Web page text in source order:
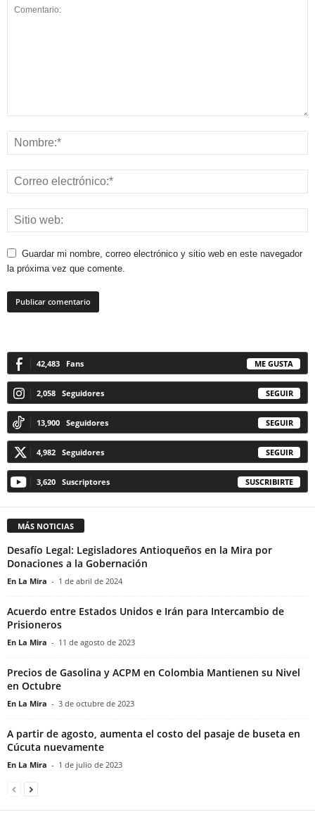
Guardar mi nombre, correo electrónico y sitio web en este navegador
la próxima vez que comente.
42,483 Fans ME GUSTA
2,058 Seguidores SEGUIR
13,900 Seguidores SEGUIR
4,982 Seguidores SEGUIR
3,620 Suscriptores SUSCRIBIRTE
MÁS NOTICIAS
Desafío Legal: Legisladores Antioqueños en la Mira por
Donaciones a la Gobernación
En La Mira - 1 de abril de 2024
Acuerdo entre Estados Unidos e Irán para Intercambio de
Prisioneros
En La Mira - 11 de agosto de 2023
Precios de Gasolina y ACPM en Colombia Mantienen su Nivel
en Octubre
En La Mira - 3 de octubre de 2023
A partir de agosto, aumenta el costo del pasaje de buseta en
Cúcuta nuevamente
En La Mira - 1 de julio de 2023